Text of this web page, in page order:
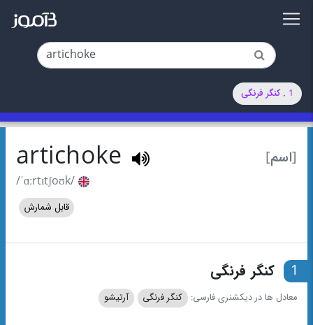
1 . کنگر فرنگی
[اسم] artichoke
/ˈɑːrtɪtʃoʊk/
قابل شمارش
1 کنگر فرنگی
معادل ها در دیکشنری فارسی: کنگر فرنگی آرتیشو